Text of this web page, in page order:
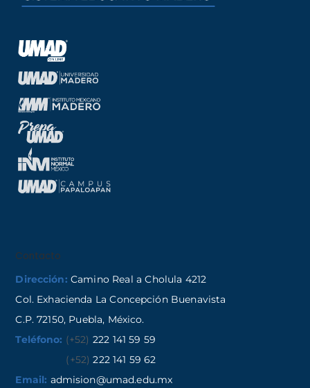
Contacto
Dirección: Camino Real a Cholula 4212
Col. Exhacienda La Concepción Buenavista
C.P. 72150, Puebla, México.
Teléfono: (+52) 222 141 59 59
(+52) 222 141 59 62
Email: admision@umad.edu.mx